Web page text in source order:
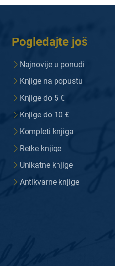
Pogledajte još
Najnovije u ponudi
Knjige na popustu
Knjige do 5 €
Knjige do 10 €
Kompleti knjiga
Retke knjige
Unikatne knjige
Antikvarne knjige